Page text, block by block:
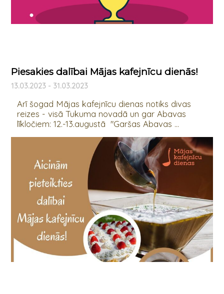
Piesakies dalībai Mājas kafejnīcu dienās!
13.03.2023 - 31.03.2023
Arī šogad Mājas kafejnīcu dienas notiks divas
reizes - visā Tukuma novadā un gar Abavas
līkločiem: 12.-13.augustā "Garšas Abavas ...